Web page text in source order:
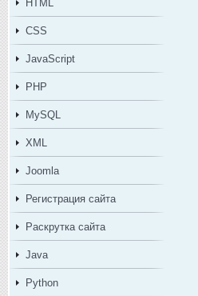
HTML
CSS
JavaScript
PHP
MySQL
XML
Joomla
Регистрация сайта
Раскрутка сайта
Java
Python